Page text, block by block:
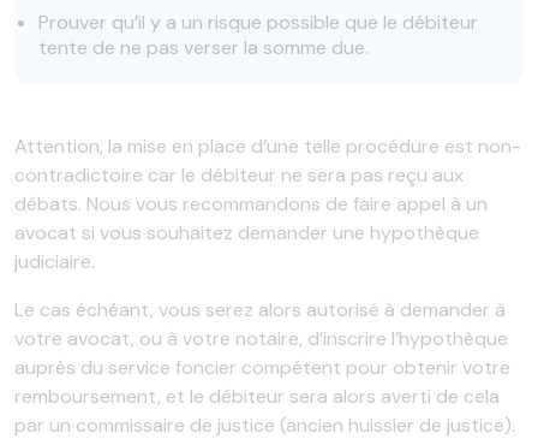
Prouver qu’il y a un risque possible que le débiteur
tente de ne pas verser la somme due.
Attention, la mise en place d’une telle procédure est non-
contradictoire car le débiteur ne sera pas reçu aux
débats. Nous vous recommandons de faire appel à un
avocat si vous souhaitez demander une hypothèque
judiciaire.
Le cas échéant, vous serez alors autorisé à demander à
votre avocat, ou à votre notaire, d’inscrire l’hypothèque
auprès du service foncier compétent pour obtenir votre
remboursement, et le débiteur sera alors averti de cela
par un commissaire de justice (ancien huissier de justice).